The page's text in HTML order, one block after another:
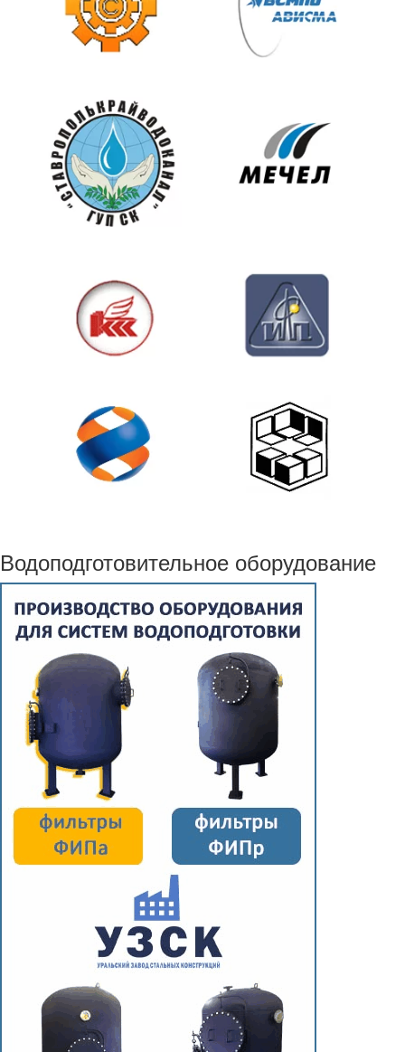
Водоподготовительное оборудование